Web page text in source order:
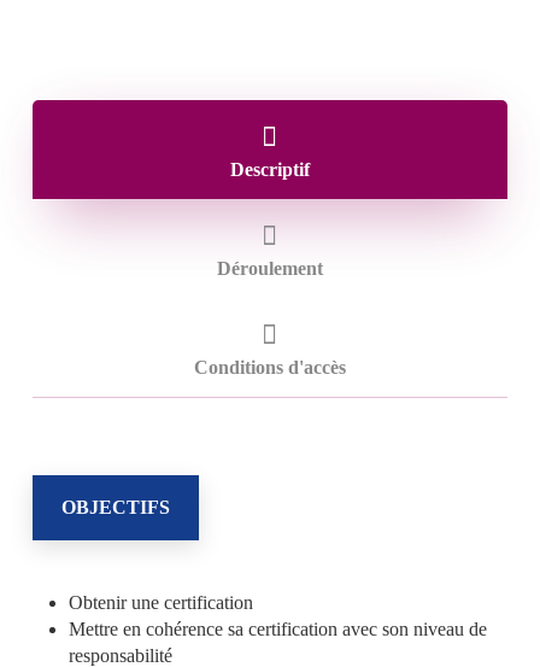
Descriptif
Déroulement
Conditions d'accès
OBJECTIFS
Obtenir une certification
Mettre en cohérence sa certification avec son niveau de
responsabilité